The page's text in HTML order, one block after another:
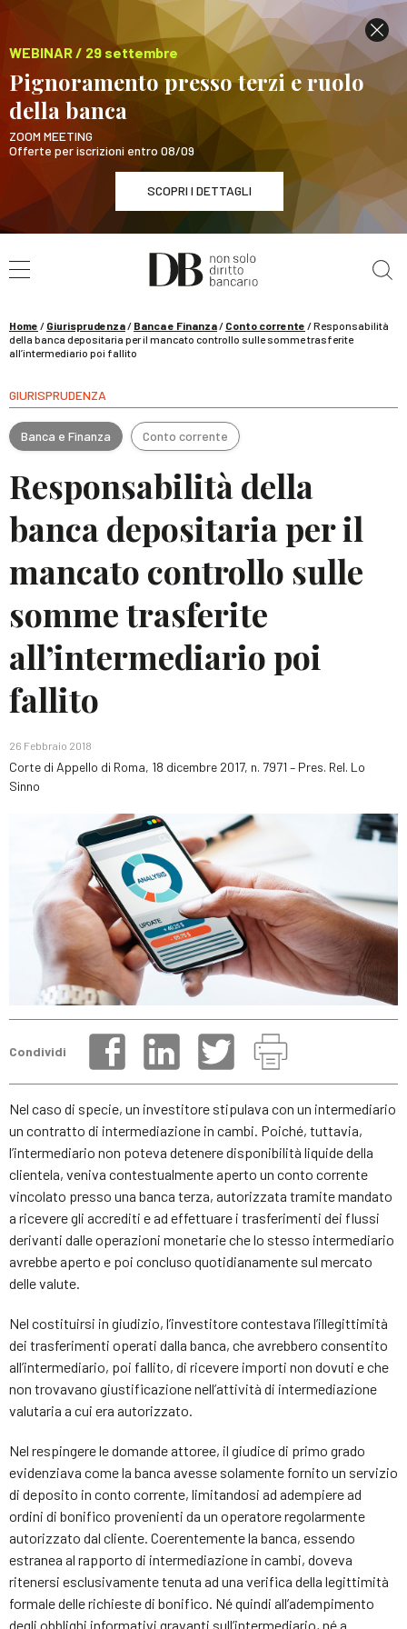
WEBINAR / 29 settembre
Pignoramento presso terzi e ruolo
della banca
ZOOM MEETING
Offerte per iscrizioni entro 08/09
SCOPRI I DETTAGLI
WEBINAR / 29 settembre
Pignoramento presso terzi e ruolo della banca
Home / Giurisprudenza/ Banca e Finanza/ Conto corrente /Responsabilità
della banca depositaria per il mancato controllo sulle somme trasferite
all’intermediario poi fallito
GIURISPRUDENZA
Banca e Finanza Conto corrente
Responsabilità della
banca depositaria per il
mancato controllo sulle
somme trasferite
all’intermediario poi
fallito
26 Febbraio 2018
Corte di Appello di Roma, 18 dicembre 2017, n. 7971 – Pres. Rel. Lo
Sinno
Condividi
Nel caso di specie, un investitore stipulava con un intermediario
un contratto di intermediazione in cambi. Poiché, tuttavia,
l’intermediario non poteva detenere disponibilità liquide della
clientela, veniva contestualmente aperto un conto corrente
vincolato presso una banca terza, autorizzata tramite mandato
a ricevere gli accrediti e ad effettuare i trasferimenti dei flussi
derivanti dalle operazioni monetarie che lo stesso intermediario
avrebbe aperto e poi concluso quotidianamente sul mercato
delle valute.
Nel costituirsi in giudizio, l’investitore contestava l’illegittimità
dei trasferimenti operati dalla banca, che avrebbero consentito
all’intermediario, poi fallito, di ricevere importi non dovuti e che
non trovavano giustificazione nell’attività di intermediazione
valutaria a cui era autorizzato.
Nel respingere le domande attoree, il giudice di primo grado
evidenziava come la banca avesse solamente fornito un servizio
di deposito in conto corrente, limitandosi ad adempiere ad
ordini di bonifico provenienti da un operatore regolarmente
autorizzato dal cliente. Coerentemente la banca, essendo
estranea al rapporto di intermediazione in cambi, doveva
ritenersi esclusivamente tenuta ad una verifica della legittimità
formale delle richieste di bonifico. Né quindi all’adempimento
degli obblighi informativi gravanti sull’intermediario, né a